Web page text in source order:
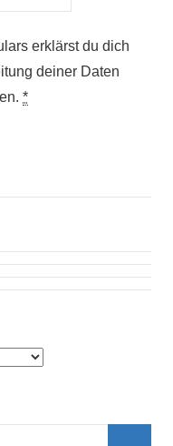
erklärst du dich
deiner Daten
*